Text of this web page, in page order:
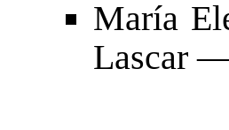
María
Lascar